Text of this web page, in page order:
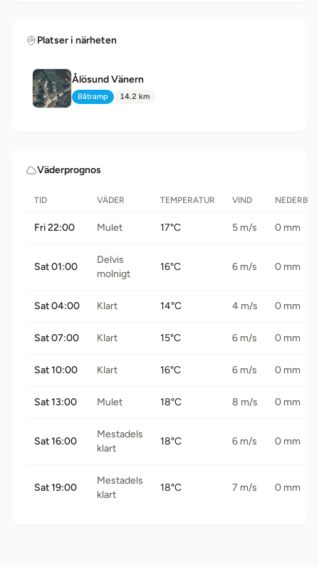
Platser i närheten
Ålösund Vänern
Typ:
Båtramp Avstånd:
14.2 km
Väderprognos
TID VÄDER TEMPERATUR VIND
Fri 22:00 Mulet 17°C 5 m/s 0 mm
Sat 01:00
Delvis
molnigt
16°C 6 m/s 0 mm
Sat 04:00 Klart 14°C 4 m/s 0 mm
Sat 07:00 Klart 15°C 6 m/s 0 mm
Sat 10:00 Klart 16°C 6 m/s 0 mm
Sat 13:00 Mulet 18°C 8 m/s 0 mm
Sat 16:00
Mestadels
klart
18°C 6 m/s 0 mm
Sat 19:00
Mestadels
klart
18°C 7 m/s 0 mm